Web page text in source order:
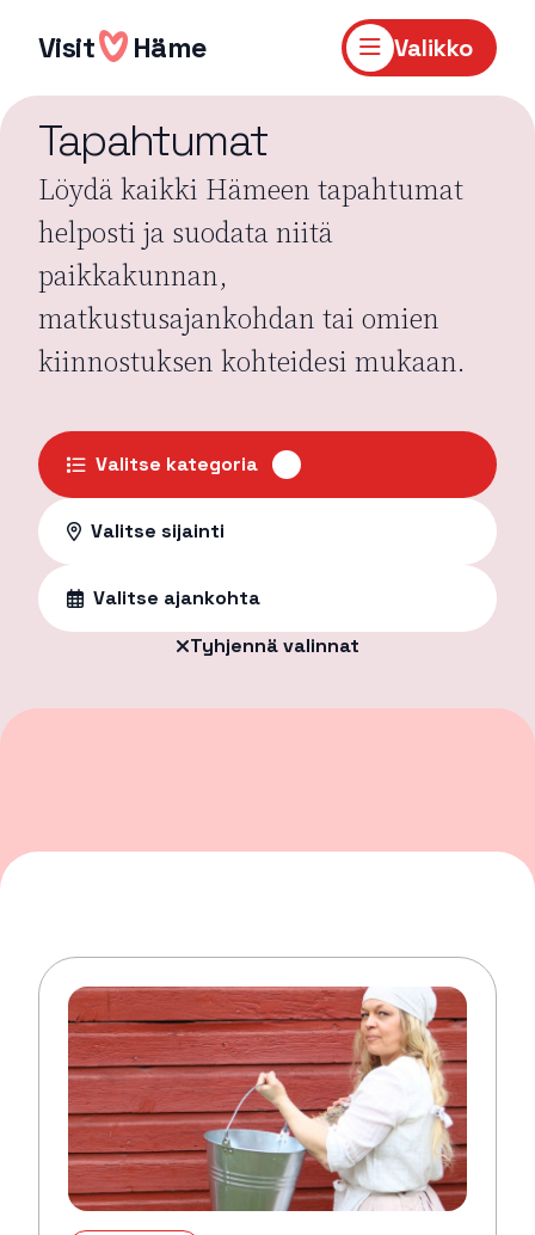
sisältöön
Visit Häme Valikko
Tapahtumat
Löydä kaikki Hämeen tapahtumat
helposti ja suodata niitä
paikkakunnan,
matkustusajankohdan tai omien
kiinnostuksen kohteidesi mukaan.
Valitse kategoria
Valitse sijainti
Valitse ajankohta
Tyhjennä valinnat